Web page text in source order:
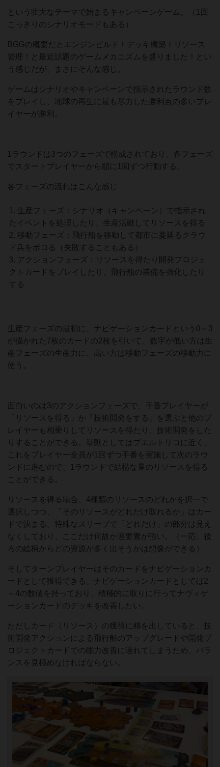
という壮大なテーマで始まるキャンペーンゲーム。（1回
こっきりのシナリオモードもある）
BGGの概要だとエンジンビルド！デッキ構築！リソース
管理！と最近話題のゲームメカニズムを盛りました！とい
う感じだが、まさにそんな感じ。
ゲームはシナリオやキャンペーンで指示されたラウンド数
をプレイし、地球の再生に最も尽力した勝利点の多いプレ
イヤーが勝利。
1ラウンドは3つのフェーズで構成されており、各フェーズ
でスタートプレイヤーから順に1回ずつ行動する。
各フェーズの流れはこんな感じ
生産フェーズ：シナリオ（キャンペーン）で指示され
たイベントを処理したり、生産活動してリソースを得る
移動フェーズ：飛行船を移動して都市に蔓延るクラウ
ド兵をボコる（失敗することもある）
アクションフェーズ：リソースを得たり開発プロジェ
クトカードをプレイしたり、飛行船の装備を強化したり
する
生産フェーズの最初に、ナビゲーションカードという0～3
が描かれた7枚のカードの2枚を引いて、数字が低い方は生
産フェーズの生産力に、高い方は移動フェーズの移動力に
使う。
面白いのは3のアクションフェーズで、手番プレイヤーが
「リソースを得る」か「技術開発をする」を選ぶと他のプ
レイヤーも相乗りしてリソースを得たり、技術開発をした
りすることができる。挙動としてはプエルトリコに近く、
これをプレイヤー全員が1回ずつ手番を実施して次のラウ
ンドに進むので、1ラウンドで結構な量のリソースを得る
ことができる。
リソースを得る場合、4種類のリソースのどれかを択一で
選択しつつ、「そのリソースがどれだけ取れるか」はカー
ドで決まる。特殊なスリーブで「どれだけ」の部分は見え
なくしており、ここだけ何故か運要素が強い。（一応、後
ろの絵柄からどの資源が多く出そうかは想像ができる）
そしてターンプレイヤーはそのカードをナビゲーションカ
ードとして獲得できる。ナビゲーションカードとしては2
～4の数値を持っており、積極的に取りに行ってナヴィゲ
ーションカードのデッキを改善したい。
ただしカード（リソース）の獲得に精を出していると、技
術開発アクションによる飛行船のアップグレードや開発プ
ロジェクトカードでの能力改善に遅れてしまうため、バラ
ンスを見極めなければならない。